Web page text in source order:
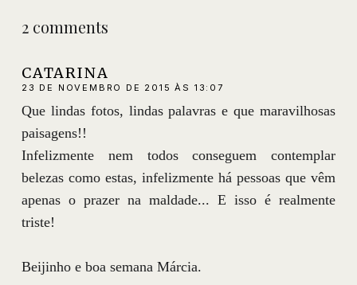
2 comments
CATARINA
23 DE NOVEMBRO DE 2015 ÀS 13:07
Que lindas fotos, lindas palavras e que maravilhosas
paisagens!!
Infelizmente nem todos conseguem contemplar
belezas como estas, infelizmente há pessoas que vêm
apenas o prazer na maldade... E isso é realmente
triste!
Beijinho e boa semana Márcia.